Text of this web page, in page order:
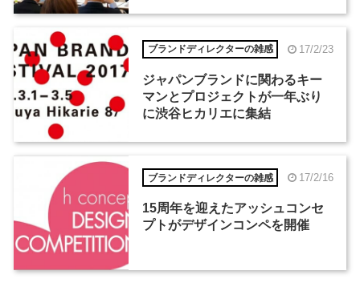
ブランドディレクターの雑感 17/2/23
ジャパンブランドに関わるキー
マンとプロジェクトが一年ぶり
に渋谷ヒカリエに集結
ブランドディレクターの雑感 17/2/16
15周年を迎えたアッシュコンセ
プトがデザインコンペを開催